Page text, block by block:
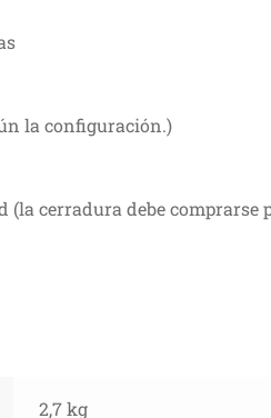
la configuración.)
cerradura debe comprarse
2,7 kg